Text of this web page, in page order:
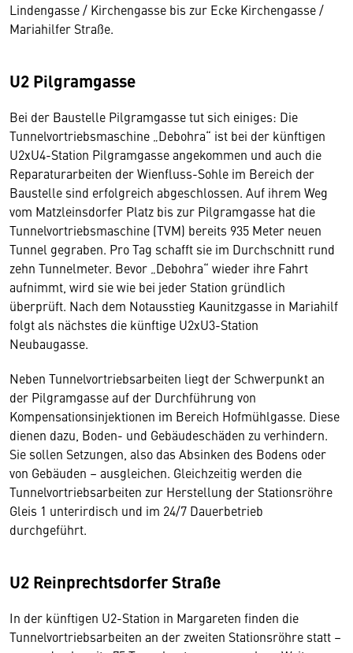
Lindengasse / Kirchengasse bis zur Ecke Kirchengasse /
Mariahilfer Straße.
U2 Pilgramgasse
Bei der Baustelle Pilgramgasse tut sich einiges: Die
Tunnelvortriebsmaschine „Debohra“ ist bei der künftigen
U2xU4-Station Pilgramgasse angekommen und auch die
Reparaturarbeiten der Wienfluss-Sohle im Bereich der
Baustelle sind erfolgreich abgeschlossen. Auf ihrem Weg
vom Matzleinsdorfer Platz bis zur Pilgramgasse hat die
Tunnelvortriebsmaschine (TVM) bereits 935 Meter neuen
Tunnel gegraben. Pro Tag schafft sie im Durchschnitt rund
zehn Tunnelmeter. Bevor „Debohra“ wieder ihre Fahrt
aufnimmt, wird sie wie bei jeder Station gründlich
überprüft. Nach dem Notausstieg Kaunitzgasse in Mariahilf
folgt als nächstes die künftige U2xU3-Station
Neubaugasse.
Neben Tunnelvortriebsarbeiten liegt der Schwerpunkt an
der Pilgramgasse auf der Durchführung von
Kompensationsinjektionen im Bereich Hofmühlgasse. Diese
dienen dazu, Boden- und Gebäudeschäden zu verhindern.
Sie sollen Setzungen, also das Absinken des Bodens oder
von Gebäuden – ausgleichen. Gleichzeitig werden die
Tunnelvortriebsarbeiten zur Herstellung der Stationsröhre
Gleis 1 unterirdisch und im 24/7 Dauerbetrieb
durchgeführt.
U2 Reinprechtsdorfer Straße
In der künftigen U2-Station in Margareten finden die
Tunnelvortriebsarbeiten an der zweiten Stationsröhre statt –